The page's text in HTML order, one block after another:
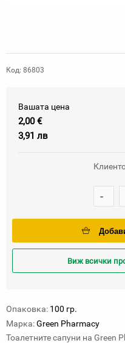
Код: 86803
Вашата цена
2,00 €
3,91 лв
-
Виж всички
Опаковка: 100 гр.
Марка:Green Pharmacy
Тоалетните сапуни на Green